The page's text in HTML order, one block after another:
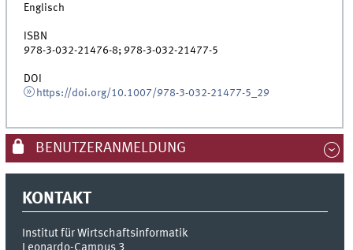
Englisch
ISBN
978-3-032-21476-8; 978-3-032-21477-5
DOI
https://doi.org/10.1007/978-3-032-21477-5_29
BENUTZERANMELDUNG
KONTAKT
Institut für Wirtschaftsinformatik